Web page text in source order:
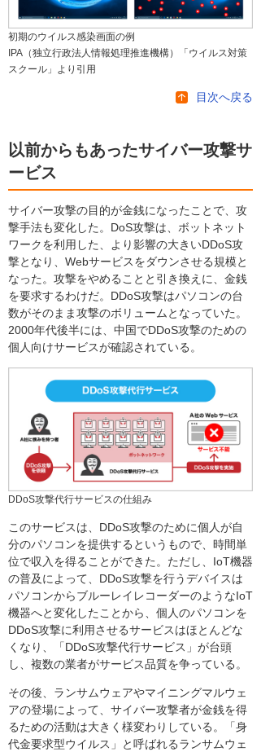
初期のウイルス感染画面の例
IPA（独立行政法人情報処理推進機構）「ウイルス対策
スクール」より引用
目次へ戻る
以前からもあったサイバー攻撃サ
ービス
サイバー攻撃の目的が金銭になったことで、攻
撃手法も変化した。DoS攻撃は、ボットネット
ワークを利用した、より影響の大きいDDoS攻
撃となり、Webサービスをダウンさせる規模と
なった。攻撃をやめることと引き換えに、金銭
を要求するわけだ。DDoS攻撃はパソコンの台
数がそのまま攻撃のボリュームとなっていた。
2000年代後半には、中国でDDoS攻撃のための
個人向けサービスが確認されている。
DDoS攻撃代行サービスの仕組み
このサービスは、DDoS攻撃のために個人が自
分のパソコンを提供するというもので、時間単
位で収入を得ることができた。ただし、IoT機器
の普及によって、DDoS攻撃を行うデバイスは
パソコンからブルーレイレコーダーのようなIoT
機器へと変化したことから、個人のパソコンを
DDoS攻撃に利用させるサービスはほとんどな
くなり、「DDoS攻撃代行サービス」が台頭
し、複数の業者がサービス品質を争っている。
その後、ランサムウェアやマイニングマルウェ
アの登場によって、サイバー攻撃者が金銭を得
るための活動は大きく様変わりしている。「身
代金要求型ウイルス」と呼ばれるランサムウェ